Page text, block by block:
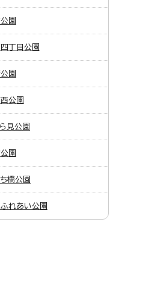
園
丁目公園
園
公園
見公園
園
橋公園
れあい公園